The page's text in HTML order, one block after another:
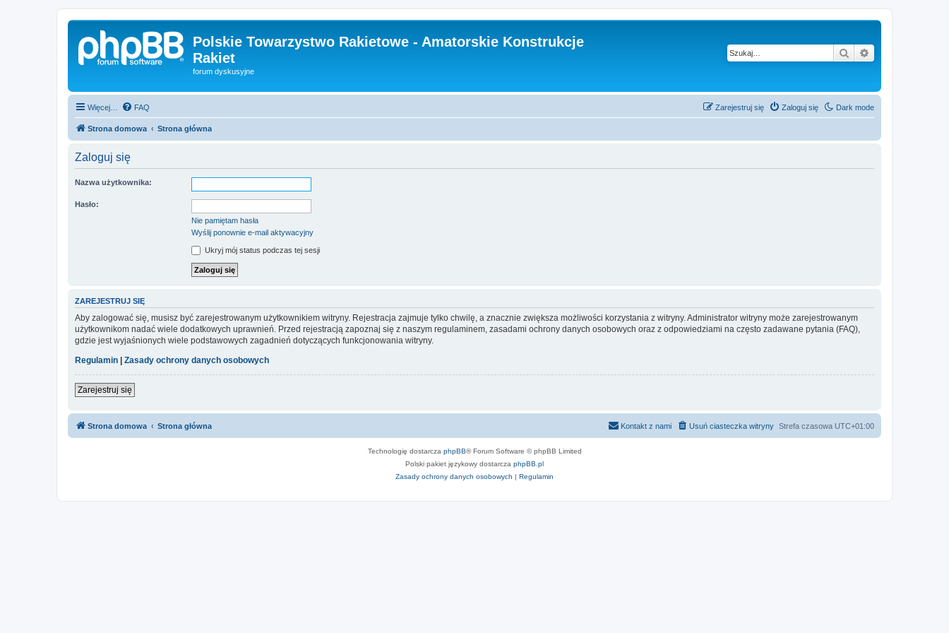
Polskie Towarzystwo Rakietowe - Amatorskie Konstrukcje
Rakiet
forum dyskusyjne
Szukaj
Więcej… Dark mode
FAQ Zaloguj się
Zarejestruj się
Strona domowa Strona główna
Zaloguj się
Nazwa użytkownika:
Hasło:
Nie pamiętam hasła
Wyślij ponownie e-mail aktywacyjny
Ukryj mój status podczas tej sesji
ZAREJESTRUJ SIĘ
Aby zalogować się, musisz być zarejestrowanym użytkownikiem witryny. Rejestracja zajmuje tylko chwilę, a znacznie zwiększa możliwości korzystania z witryny. Administrator witryny może zarejestrowanym
użytkownikom nadać wiele dodatkowych uprawnień. Przed rejestracją zapoznaj się z naszym regulaminem, zasadami ochrony danych osobowych oraz z odpowiedziami na często zadawane pytania (FAQ),
gdzie jest wyjaśnionych wiele podstawowych zagadnień dotyczących funkcjonowania witryny.
Regulamin | Zasady ochrony danych osobowych
Zarejestruj się
Strona domowa Strona główna Strefa czasowa UTC+01:00
Usuń ciasteczka witryny
Kontakt z nami
Technologię dostarcza phpBB® Forum Software © phpBB Limited
Polski pakiet językowy dostarcza phpBB.pl
Zasady ochrony danych osobowych | Regulamin